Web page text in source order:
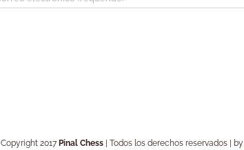
Copyright 2017 Pinal Chess| Todos los derechos reservados | by